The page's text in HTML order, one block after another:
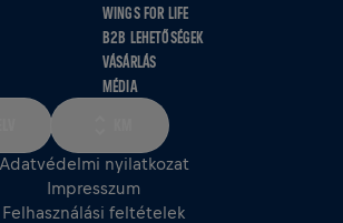
WINGS FOR LIFE
B2B LEHETŐSÉGEK
VÁSÁRLÁS
MÉDIA
Adatvédelmi nyilatkozat
Impresszum
Felhasználási feltételek